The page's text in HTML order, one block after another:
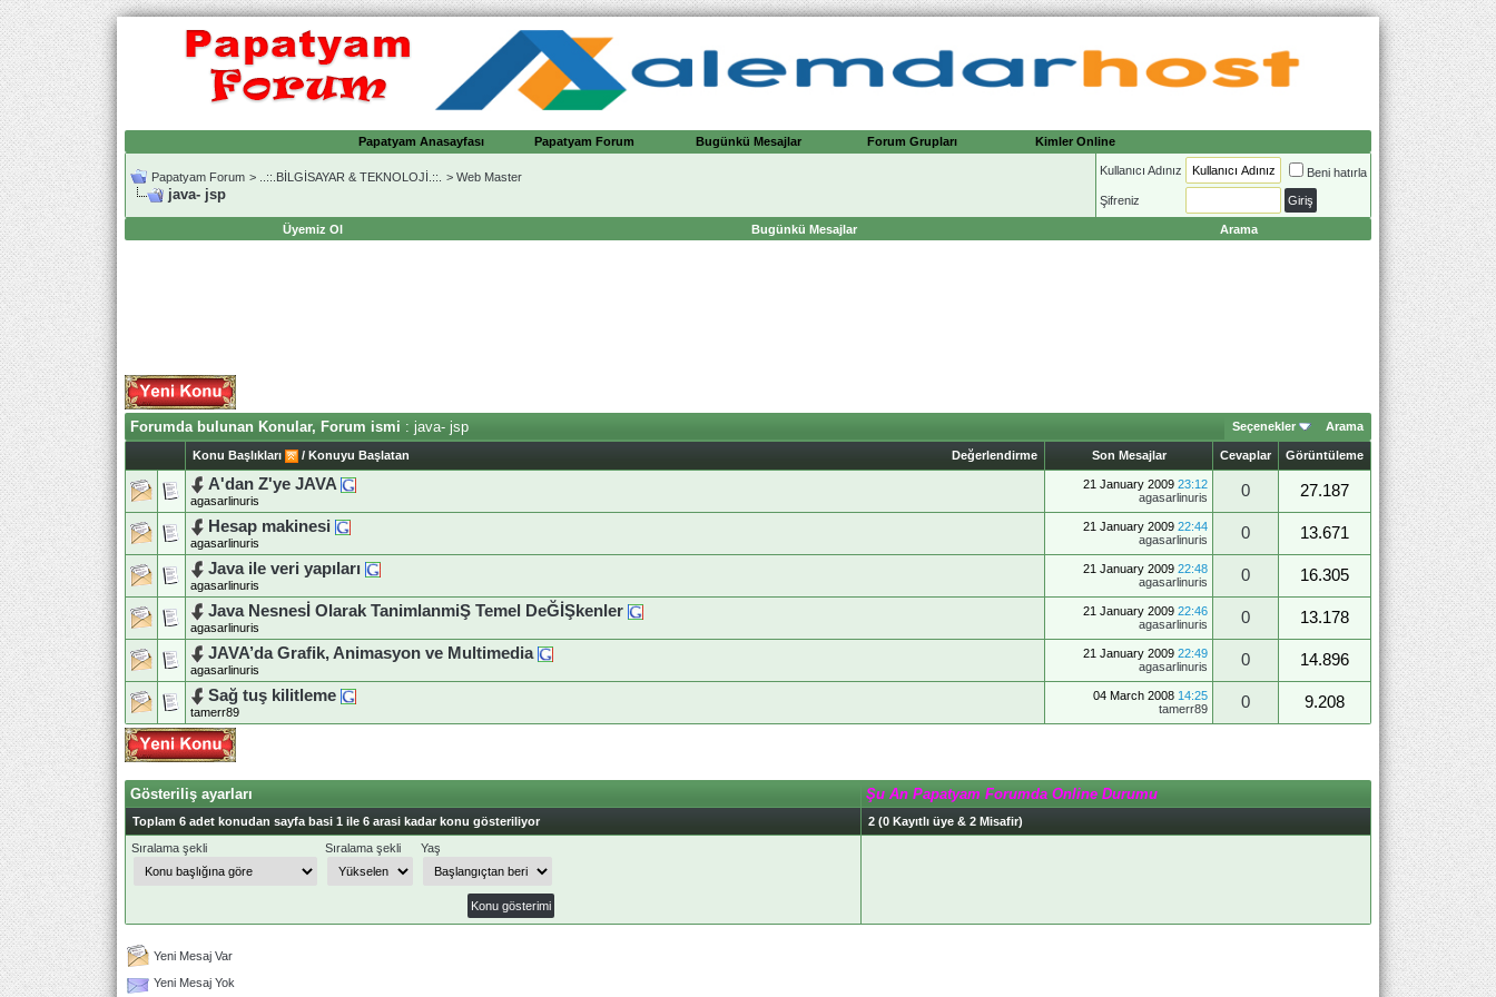
Papatyam Anasayfası Papatyam Forum Bugünkü Mesajlar Forum Grupları Kimler Online
Papatyam Forum > ..::.BİLGİSAYAR & TEKNOLOJİ.::. > Web Master
java- jsp
Kullanıcı Adınız Beni hatırla
Şifreniz
Üyemiz Ol Bugünkü Mesajlar Arama
Forumda bulunan Konular, Forum ismi : java- jsp Seçenekler Arama
Değerlendirme
Konu Başlıkları / Konuyu Başlatan Son Mesajlar Cevaplar Görüntüleme
A'dan Z'ye JAVA
agasarlinuris
21 January 2009 23:12
agasarlinuris
0
27.187
Hesap makinesi
agasarlinuris
21 January 2009 22:44
agasarlinuris
0
13.671
Java ile veri yapıları
agasarlinuris
21 January 2009 22:48
agasarlinuris
0
16.305
Java Nesnesİ Olarak TanimlanmiŞ Temel DeĞİŞkenler
agasarlinuris
21 January 2009 22:46
agasarlinuris
0
13.178
JAVA’da Grafik, Animasyon ve Multimedia
agasarlinuris
21 January 2009 22:49
agasarlinuris
0
14.896
Sağ tuş kilitleme
tamerr89
04 March 2008 14:25
tamerr89
0 9.208
Gösteriliş ayarları Şu An Papatyam Forumda Online Durumu
Toplam 6 adet konudan sayfa basi 1 ile 6 arasi kadar konu gösteriliyor
2 (0 Kayıtlı üye & 2 Misafir)
Sıralama şekli
Sıralama şekli Yaş
Yeni Mesaj Var
Yeni Mesaj Yok